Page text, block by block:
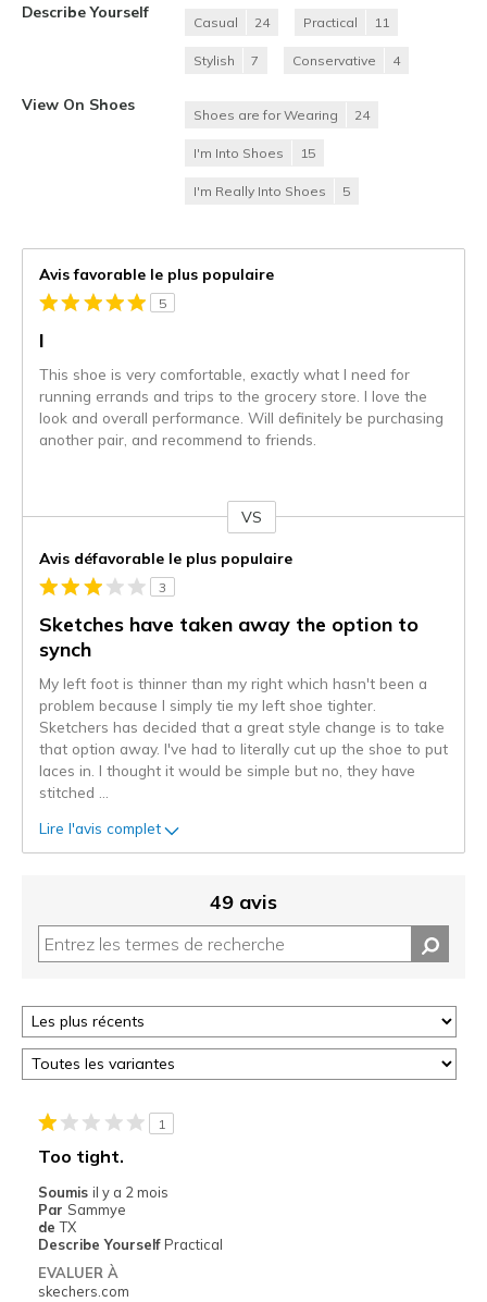
Describe Yourself
Casual 24 Practical 11
Stylish 7 Conservative 4
View On Shoes
Shoes are for Wearing 24
I'm Into Shoes 15
I'm Really Into Shoes 5
Avis favorable le plus populaire
5
I
This shoe is very comfortable, exactly what I need for
running errands and trips to the grocery store. I love the
look and overall performance. Will definitely be purchasing
another pair, and recommend to friends.
projecteur
sur
les
critiques
VS
Avis défavorable le plus populaire
3
Sketches have taken away the option to
synch
My left foot is thinner than my right which hasn't been a
problem because I simply tie my left shoe tighter.
Sketchers has decided that a great style change is to take
that option away. I've had to literally cut up the shoe to put
laces in. I thought it would be simple but no, they have
stitched
Lire l'avis complet
49 avis
1
Too tight.
Soumis il y a 2 mois
Par Sammye
de TX
Describe Yourself Practical
EVALUER À
skechers.com